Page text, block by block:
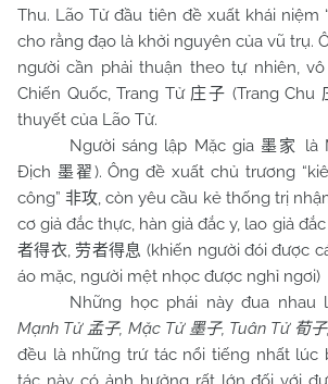
Thu. Lão Tử đầu tiên đề xuất khái niệm
cho rằng đạo là khởi nguyên của vũ trụ.
người cần phải thuận theo tự nhiên,
Chiến Quốc, Trang Tử 庄子 (Trang Chu
thuyết của Lão Tử.
Người sáng lập Mặc gia 墨家 là
Địch 墨翟). Ông đề xuất chủ trương
công”非攻, còn yêu cầu kẻ thống trị
cơ giả đắc thực, hàn giả đắc y, lao giả đắc
者得衣, 劳者得息 (khiến người đói được
áo mặc, người mệt nhọc được nghỉ ngơi)
Những học phái này đua nhau
Mạnh Tử 孟子, Mặc Tử 墨子, Tuân Tử 荀子
đều là những trứ tác nổi tiếng nhất lúc